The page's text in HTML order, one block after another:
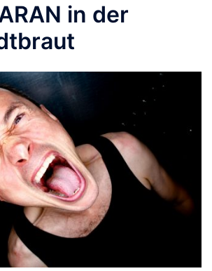
in der